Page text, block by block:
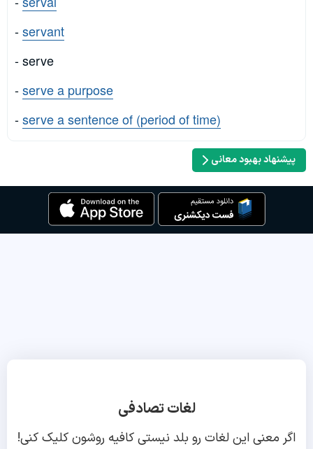
-servant
- serve
-serve a purpose
-serve a sentence of (period of time)
پیشنهاد بهبود معانی
لغات تصادفی
اگر معنی این لغات رو بلد نیستی کافیه روشون کلیک کنی!